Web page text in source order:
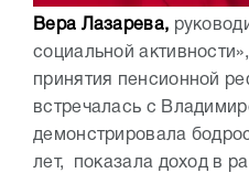
Вера Лазарева,
социальной
принятия пенсионной
встречалась с
демонстрировала
лет, показала доход в